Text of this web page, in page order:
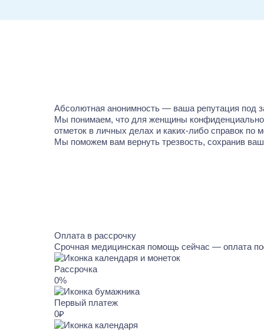
Абсолютная анонимность — ваша репутация под
Мы понимаем, что для женщины
отметок в личных делах и каких-либо справок по
Мы поможем вам вернуть трезвость, сохранив
Оплата в рассрочку
Срочная медицинская помощь сейчас — оплата
Рассрочка
0%
Первый платеж
0₽